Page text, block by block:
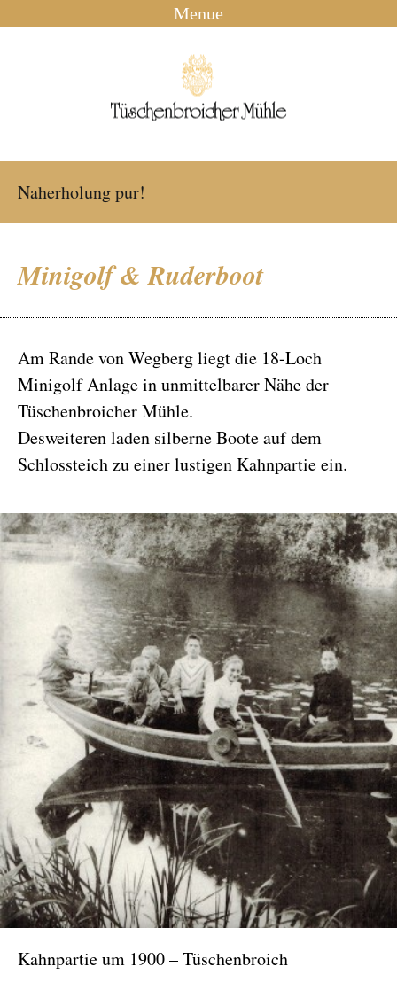
Menue
Naherholung pur!
Minigolf & Ruderboot
Am Rande von Wegberg liegt die 18-Loch
Minigolf Anlage in unmittelbarer Nähe der
Tüschenbroicher Mühle.
Desweiteren laden silberne Boote auf dem
Schlossteich zu einer lustigen Kahnpartie ein.
Kahnpartie um 1900 – Tüschenbroich